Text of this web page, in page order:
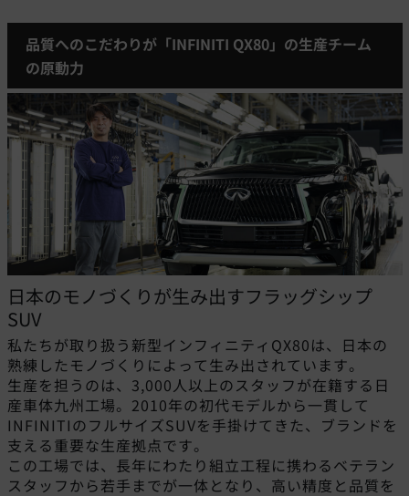
品質へのこだわりが「INFINITI QX80」の生産チーム
の原動力
日本のモノづくりが生み出すフラッグシップ
SUV
私たちが取り扱う新型インフィニティQX80は、日本の
熟練したモノづくりによって生み出されています。
生産を担うのは、3,000人以上のスタッフが在籍する日
産車体九州工場。2010年の初代モデルから一貫して
INFINITIのフルサイズSUVを手掛けてきた、ブランドを
支える重要な生産拠点です。
この工場では、長年にわたり組立工程に携わるベテラン
スタッフから若手までが一体となり、高い精度と品質を